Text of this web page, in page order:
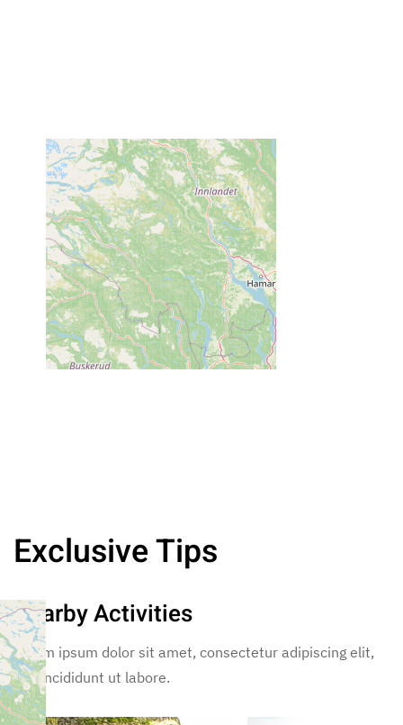
Exclusive Tips
Nearby Activities
Lorem ipsum dolor sit amet, consectetur adipiscing elit,
sed incididunt ut labore.